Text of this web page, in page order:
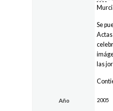
Se
las
Año 2005